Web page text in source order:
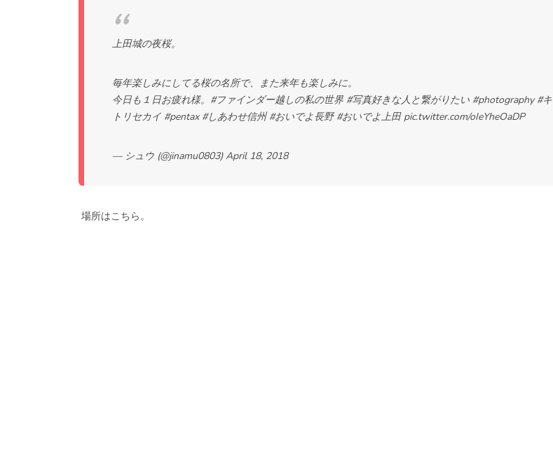
上田城の夜桜。
毎年楽しみにしてる桜の名所で、また来年も楽しみに。
今日も１日お疲れ様。 #ファインダー越しの私の世界 #写真好きな人と繋がりたい #photography #
トリセカイ #pentax #しあわせ信州 #おいでよ長野 #おいでよ上田 pic.twitter.com/oIeYheOaDP
— シュウ (@jinamu0803)April 18, 2018
場所はこちら。